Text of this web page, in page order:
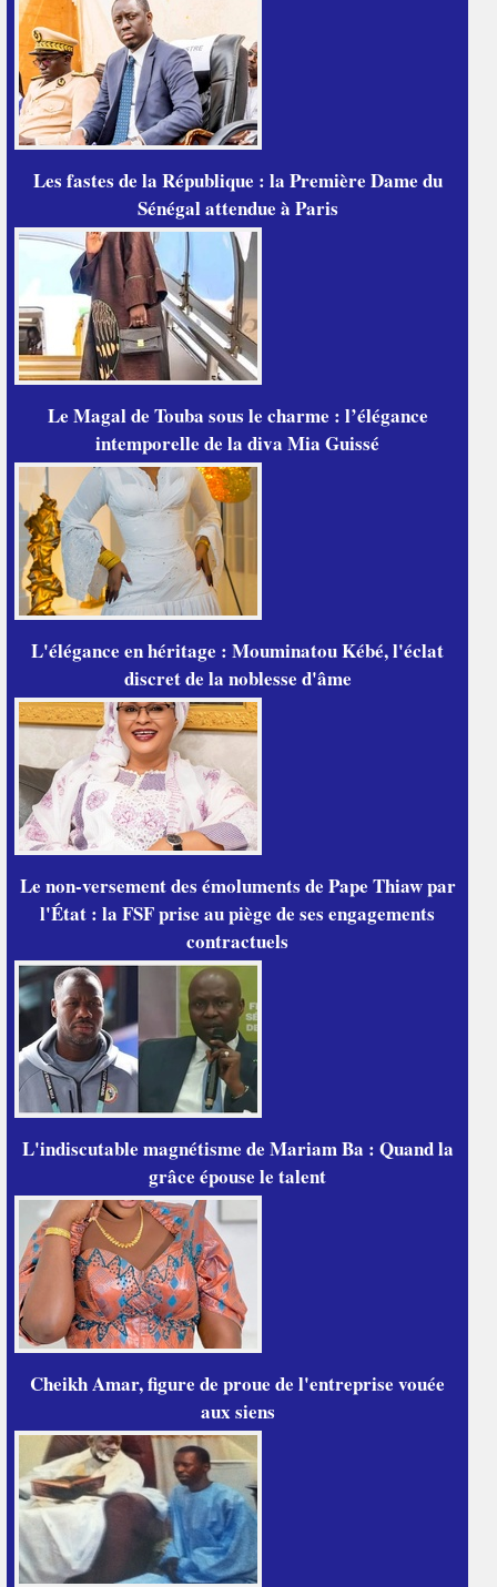
Les fastes de la République : la Première Dame du
Sénégal attendue à Paris
Le Magal de Touba sous le charme : l’élégance
intemporelle de la diva Mia Guissé
L'élégance en héritage : Mouminatou Kébé, l'éclat
discret de la noblesse d'âme
Le non-versement des émoluments de Pape Thiaw par
l'État : la FSF prise au piège de ses engagements
contractuels
L'indiscutable magnétisme de Mariam Ba : Quand la
grâce épouse le talent
Cheikh Amar, figure de proue de l'entreprise vouée
aux siens